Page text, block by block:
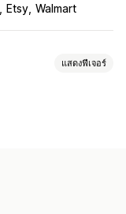
Etsy Walmart
แสดงฟีเจอร์